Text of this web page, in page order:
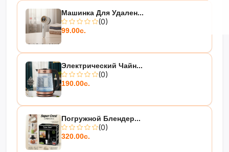
для ежедневной чистоты!
Машинка Для Удален...
(0)
99.00с.
Электрический Чайн...
(0)
190.00с.
Погружной Блендер...
(0)
320.00с.